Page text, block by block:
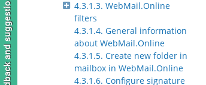
4.3.1.3. WebMail.Online
filters
4.3.1.4. General information
about WebMail.Online
4.3.1.5. Create new folder in
mailbox in WebMail.Online
4.3.1.6. Configure signature
Feedback and suggestions